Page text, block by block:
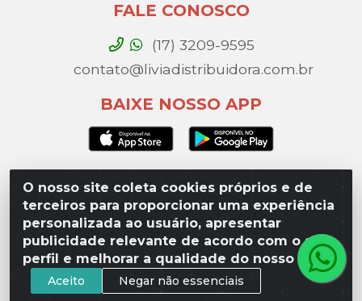
O nosso site coleta cookies próprios e de
terceiros para proporcionar uma experiência
personalizada ao usuário, apresentar
publicidade relevante de acordo com o seu
perfil e melhorar a qualidade do nosso site.
Aceito
Negar não essenciais
FALE CONOSCO
(17) 3209-9595
contato@liviadistribuidora.com.br
BAIXE NOSSO APP
Lívia Distribuidora - Av. Percy Gandini, 329 – Vila
Toninho, São José do Rio Preto / SP - CEP 15077-
000 - CNPJ 49.975.923/0003-10